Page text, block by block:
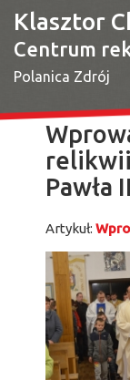
Klasztor
Centrum
Polanica Zdrój
relikwii
Pawła II
Artykuł: